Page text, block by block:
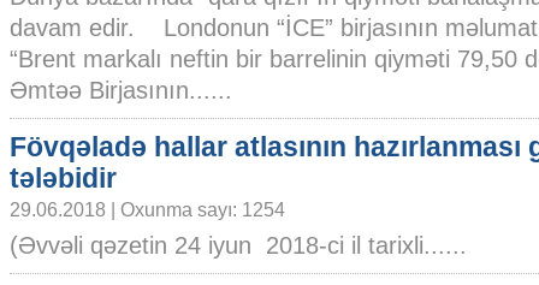
davam edir. Londonun “İCE” birjasının
“Brent markalı neftin bir barrelinin qiyməti 79,50
Əmtəə Birjasının......
Fövqəladə hallar atlasının hazırlanması
tələbidir
29.06.2018 | Oxunma sayı: 1254
(Əvvəli qəzetin 24 iyun 2018-ci il tarixli......